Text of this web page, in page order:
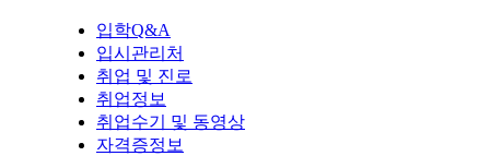
입학Q&A
입시관리처
취업 및 진로
취업정보
취업수기 및 동영상
자격증정보